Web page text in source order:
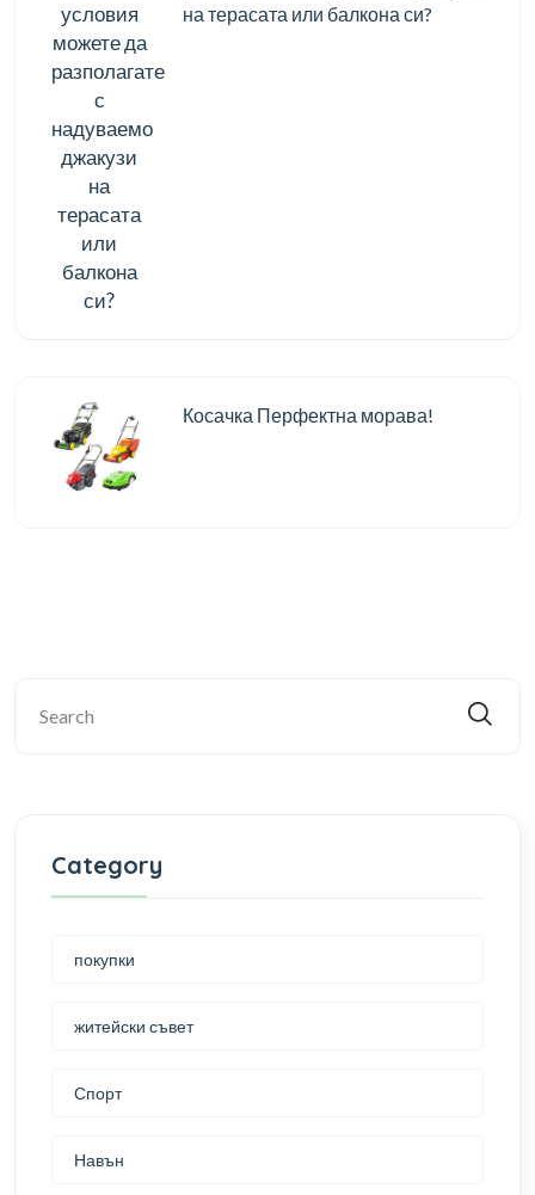
на терасата или балкона си?
Косачка Перфектна морава!
Category
покупки
житейски съвет
Спорт
Навън